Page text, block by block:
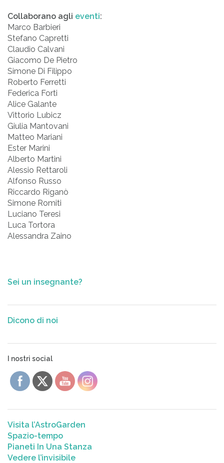
Collaborano agli eventi:
Marco Barbieri
Stefano Capretti
Claudio Calvani
Giacomo De Pietro
Simone Di Filippo
Roberto Ferretti
Federica Forti
Alice Galante
Vittorio Lubicz
Giulia Mantovani
Matteo Mariani
Ester Marini
Alberto Martini
Alessio Rettaroli
Alfonso Russo
Riccardo Riganò
Simone Romiti
Luciano Teresi
Luca Tortora
Alessandra Zaino
Sei un insegnante?
Dicono di noi
I nostri social
Visita l’AstroGarden
Spazio-tempo
Pianeti In Una Stanza
Vedere l’invisibile